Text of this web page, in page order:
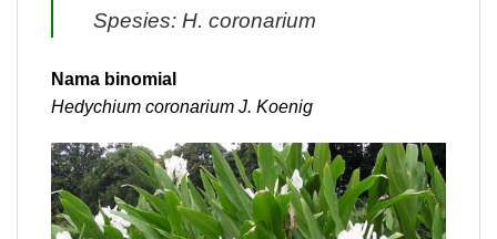
Spesies: H. coronarium
Nama binomial
Hedychium coronarium J. Koenig